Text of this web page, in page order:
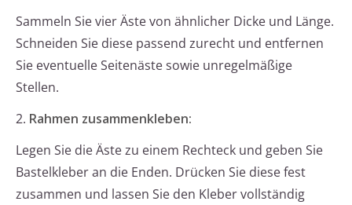
Sammeln Sie vier Äste von ähnlicher Dicke und Länge.
Schneiden Sie diese passend zurecht und entfernen
Sie eventuelle Seitenäste sowie unregelmäßige
Stellen.
2. Rahmen zusammenkleben:
Legen Sie die Äste zu einem Rechteck und geben Sie
Bastelkleber an die Enden. Drücken Sie diese fest
zusammen und lassen Sie den Kleber vollständig